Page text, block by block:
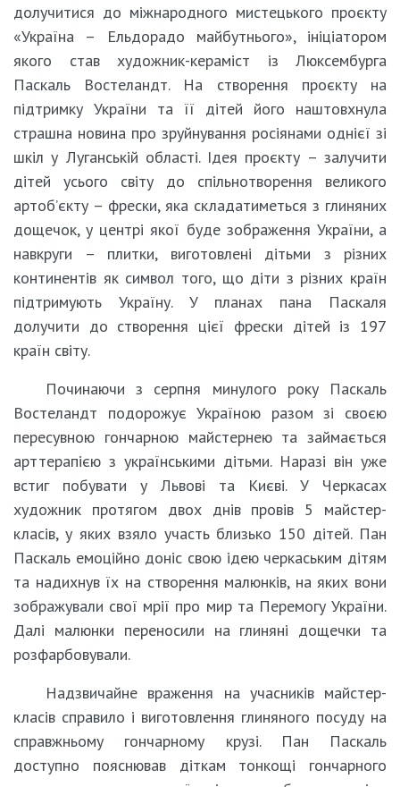
долучитися до міжнародного мистецького проєкту
«Україна – Ельдорадо майбутнього», ініціатором
якого став художник-кераміст із Люксембурга
Паскаль Востеландт. На створення проєкту на
підтримку України та її дітей його наштовхнула
страшна новина про зруйнування росіянами однієї зі
шкіл у Луганській області. Ідея проєкту – залучити
дітей усього світу до спільнотворення великого
артоб’єкту – фрески, яка складатиметься з глиняних
дощечок, у центрі якої буде зображення України, а
навкруги – плитки, виготовлені дітьми з різних
континентів як символ того, що діти з різних країн
підтримують Україну. У планах пана Паскаля
долучити до створення цієї фрески дітей із 197
країн світу.
Починаючи з серпня минулого року Паскаль
Востеландт подорожує Україною разом зі своєю
пересувною гончарною майстернею та займається
арттерапією з українськими дітьми. Наразі він уже
встиг побувати у Львові та Києві. У Черкасах
художник протягом двох днів провів 5 майстер-
класів, у яких взяло участь близько 150 дітей. Пан
Паскаль емоційно доніс свою ідею черкаським дітям
та надихнув їх на створення малюнків, на яких вони
зображували свої мрії про мир та Перемогу України.
Далі малюнки переносили на глиняні дощечки та
розфарбовували.
Надзвичайне враження на учасників майстер-
класів справило і виготовлення глиняного посуду на
справжньому гончарному крузі. Пан Паскаль
доступно пояснював діткам тонкощі гончарного